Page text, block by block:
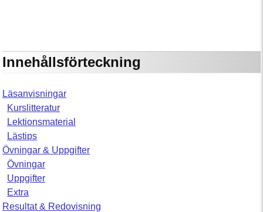
Innehållsförteckning
Läsanvisningar
Kurslitteratur
Lektionsmaterial
Lästips
Övningar & Uppgifter
Övningar
Uppgifter
Extra
Resultat & Redovisning